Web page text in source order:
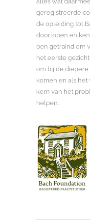
geregistreerde
de opleiding tot
doorlopen en
ben getraind om
het eerste
om bij de
komen en als
kern van het
helpen.